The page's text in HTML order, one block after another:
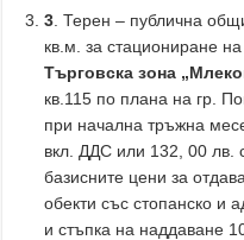
3 . Терен – публична
кв.м. за стациониране
Търговска зона
кв.115 по плана на гр.
при начална тръжна
вкл. ДДС или 132, 00 лв.
базисните цени за
обекти със стопанско и
и стъпка на наддаване